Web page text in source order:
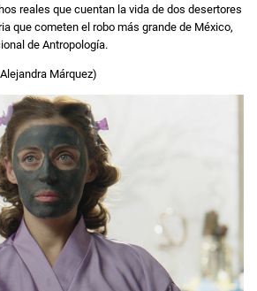
reales que cuentan la vida de dos desertores
que cometen el robo más grande de México,
de Antropología.
Márquez)